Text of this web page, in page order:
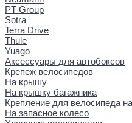
PT Group
Sotra
Terra Drive
Thule
Yuago
Аксессуары для автобоксов
Крепеж велосипедов
На крышу
На крышку багажника
Крепление для велосипеда
На запасное колесо